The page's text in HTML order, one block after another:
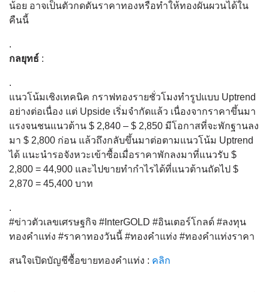
น้อย อาจเป็นตัวกดดันราคาทองหรือทำให้ทองผันผวนได้ใน
คืนนี้
.
กลยุทธ์ :
.
แนวโน้มเชิงเทคนิค กราฟทองรายชั่วโมงทำรูปแบบ Uptrend
อย่างต่อเนื่อง แต่ Upside เริ่มจำกัดแล้ว เนื่องจากราคาขึ้นมา
แรงจนชนแนวต้าน $ 2,840 – $ 2,850 มีโอกาสที่จะพักฐานลง
มา $ 2,800 ก่อน แล้วถึงกลับขึ้นมาต่อตามแนวโน้ม Uptrend
ได้ แนะนำรอจังหวะเข้าซื้อเมื่อราคาพักลงมาที่แนวรับ $
2,800 = 44,900 และไปขายทำกำไรได้ที่แนวต้านถัดไป $
2,870 = 45,400 บาท
.
#ข่าวตัวเลขเศรษฐกิจ #InterGOLD #อินเตอร์โกลด์ #ลงทุน
ทองคำแท่ง #ราคาทองวันนี้ #ทองคำแท่ง #ทองคำแท่งราคา
สนใจเปิดบัญชีซื้อขายทองคำแท่ง : คลิก